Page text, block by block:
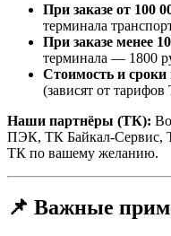
При заказе от 100
терминала
При заказе менее
терминала — 1800
Стоимость и сроки
(зависят от
Наши партнёры (ТК):
ПЭК, ТК Байкал-Сервис,
ТК по вашему желанию.
📌 Важные